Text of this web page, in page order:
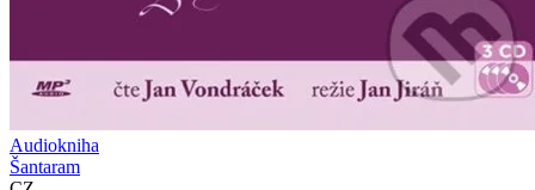
Audiokniha
Šantaram